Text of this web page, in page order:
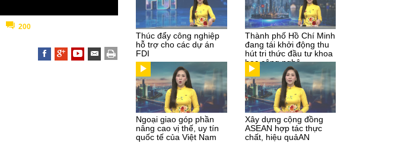
200
Thúc đẩy công nghiệp
hỗ trợ cho các dự án
FDI
Thành phố Hồ Chí Minh
đang tái khởi động thu
hút tri thức đầu tư khoa
học công nghệ
Ngoại giao góp phần
nâng cao vị thế, uy tín
quốc tế của Việt Nam
Xây dựng cộng đồng
ASEAN hợp tác thực
chất, hiệu quảAN